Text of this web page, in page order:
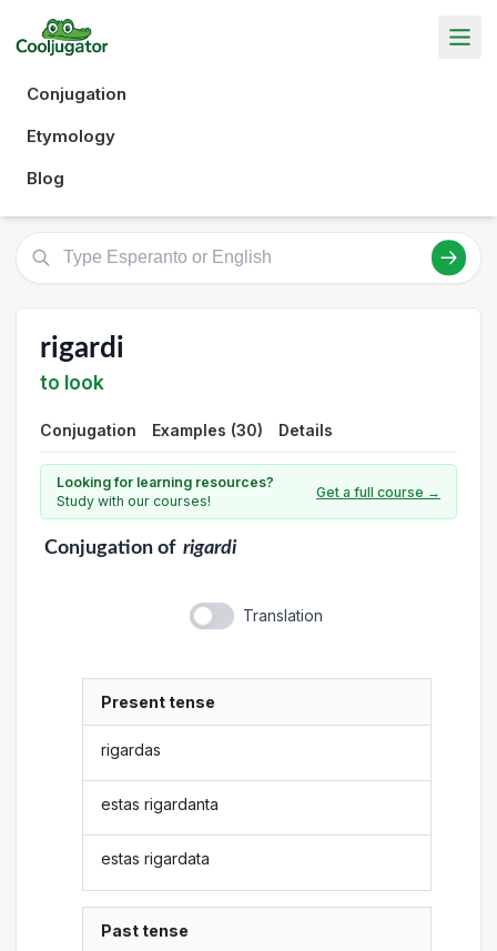
Conjugation
Etymology
Blog
rigardi
to look
Conjugation Examples (30) Details
Looking for learning resources?
Study with our courses!
Get a full course →
Conjugationof rigardi
Translation
Present tense
rigardas
estas rigardanta
estas rigardata
Past tense